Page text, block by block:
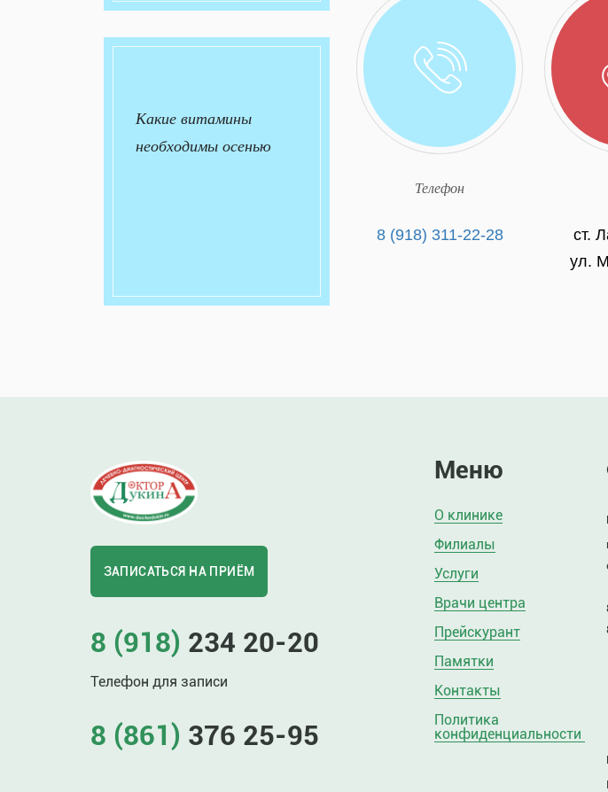
Телефон
8 (918) 311-22-28
ст.
ул.
Какие витамины
необходимы осенью
ЗАПИСАТЬСЯ НА ПРИЁМ
8 (918) 234 20-20
Телефон для записи
8 (861) 376 25-95
Меню
О клинике
Филиалы
Услуги
Врачи центра
Прейскурант
Памятки
Контакты
Политика
конфиденциальности